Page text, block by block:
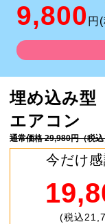
9,800 円
埋め込み型
エアコン
通常価格 29,980円（税
今だけ
(税込